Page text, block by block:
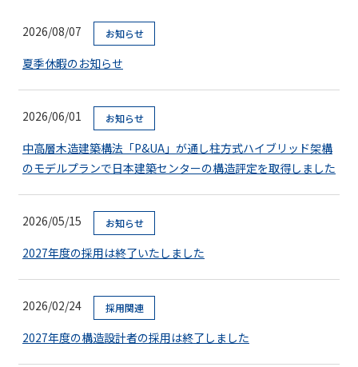
2026/08/07 お知らせ
夏季休暇のお知らせ
2026/06/01 お知らせ
中高層木造建築構法「P&UA」が通し柱方式ハイブリッド架構
のモデルプランで日本建築センターの構造評定を取得しました
2026/05/15 お知らせ
2027年度の採用は終了いたしました
2026/02/24 採用関連
2027年度の構造設計者の採用は終了しました